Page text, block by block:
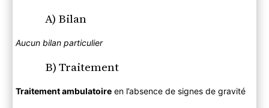
A) Bilan
Aucun bilan particulier
B) Traitement
Traitement ambulatoireen l’absence de signes de gravité